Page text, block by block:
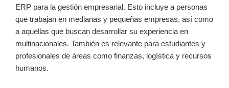
ERP para la gestión empresarial. Esto incluye⁢ a personas
que trabajan en medianas y pequeñas empresas, así como
a aquellas que buscan desarrollar su experiencia en
multinacionales. También‌ es relevante para estudiantes y
profesionales de áreas como finanzas, logística​ y recursos
humanos.